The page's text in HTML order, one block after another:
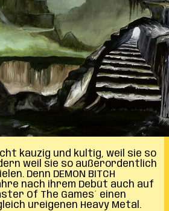
kauzig und kultig, weil sie so
weil sie so außerordentlich
Denn DEMON BITCH
nach ihrem Debüt auch auf
Of The Games´ einen
ureigenen Heavy Metal.